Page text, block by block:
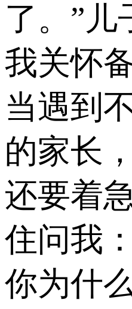
了。”儿
我关怀
当遇到
的家长
还要着
住问我
你为什